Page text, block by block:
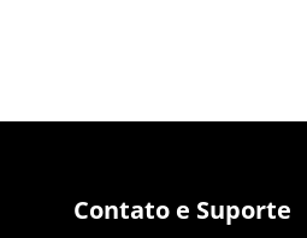
Contato e Suporte